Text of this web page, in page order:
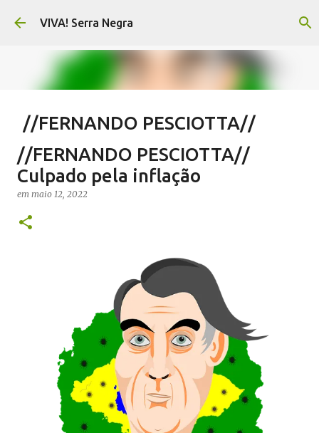
Pular para o conteúdo principal
VIVA! Serra Negra
//FERNANDO PESCIOTTA//
Encurtando caminho
em agosto 06, 2026 FERNANDO PESCIOTTA
NOTÍCIAS SERRA NEGRA VIVA! SERRA NEGRA
//FERNANDO PESCIOTTA//
Culpado pela inflação
em maio 12, 2022